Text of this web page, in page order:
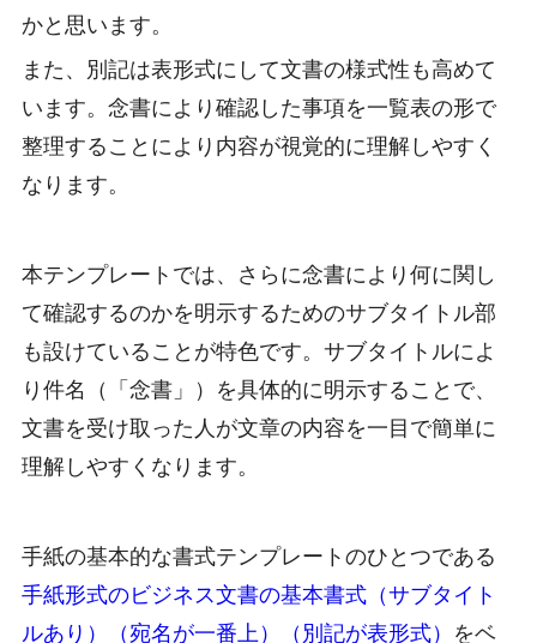
かと思います。
また、別記は表形式にして文書の様式性も高めて
います。念書により確認した事項を一覧表の形で
整理することにより内容が視覚的に理解しやすく
なります。
本テンプレートでは、さらに念書により何に関し
て確認するのかを明示するためのサブタイトル部
も設けていることが特色です。サブタイトルによ
り件名（「念書」）を具体的に明示することで、
文書を受け取った人が文章の内容を一目で簡単に
理解しやすくなります。
手紙の基本的な書式テンプレートのひとつである
手紙形式のビジネス文書の基本書式（サブタイト
ルあり）（宛名が一番上）（別記が表形式） をベ